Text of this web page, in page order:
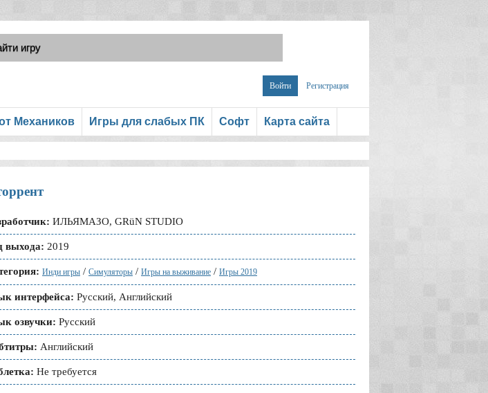
Войти Регистрация
Механиков Игры для слабых ПК Софт Карта сайта
ИЛЬЯМАЗО, GRüN STUDIO
выхода: 2019
Инди игры / Симуляторы / Игры на выживание / Игры 2019
интерфейса: Русский, Английский
озвучки: Русский
Английский
Не требуется